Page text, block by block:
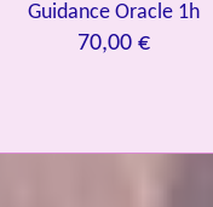
Guidance Oracle 1h
70,00 €